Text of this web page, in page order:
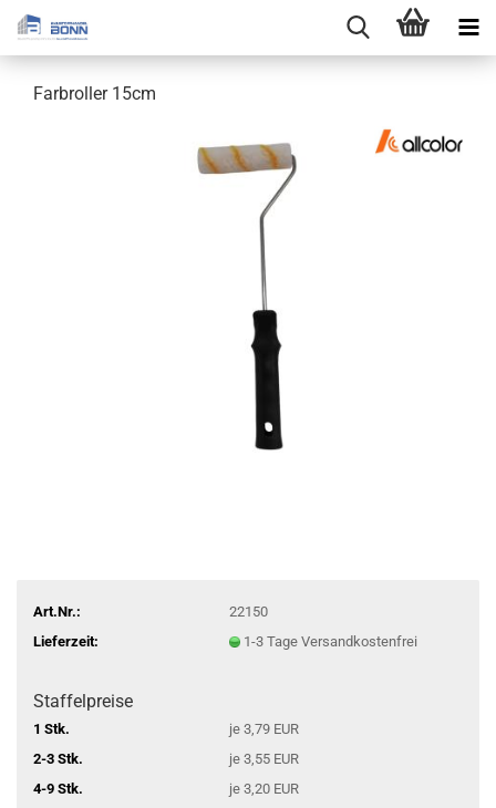
Farbroller 15cm
Art.Nr.:
22150
Lieferzeit:
1-3 Tage Versandkostenfrei
Staffelpreise
1 Stk.
je 3,79 EUR
2-3 Stk.
je 3,55 EUR
4-9 Stk.
je 3,20 EUR